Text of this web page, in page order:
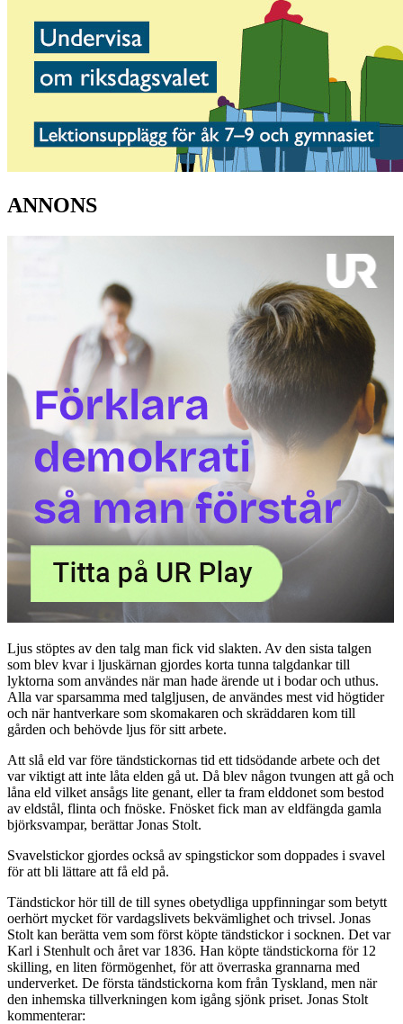
ANNONS
Ljus stöptes av den talg man fick vid slakten. Av den sista talgen
som blev kvar i ljuskärnan gjordes korta tunna talgdankar till
lyktorna som användes när man hade ärende ut i bodar och uthus.
Alla var sparsamma med talgljusen, de användes mest vid högtider
och när hantverkare som skomakaren och skräddaren kom till
gården och behövde ljus för sitt arbete.
Att slå eld var före tändstickornas tid ett tidsödande arbete och det
var viktigt att inte låta elden gå ut. Då blev någon tvungen att gå och
låna eld vilket ansågs lite genant, eller ta fram elddonet som bestod
av eldstål, flinta och fnöske. Fnösket fick man av eldfängda gamla
björksvampar, berättar Jonas Stolt.
Svavelstickor gjordes också av spingstickor som doppades i svavel
för att bli lättare att få eld på.
Tändstickor hör till de till synes obetydliga uppfinningar som betytt
oerhört mycket för vardagslivets bekvämlighet och trivsel. Jonas
Stolt kan berätta vem som först köpte tändstickor i socknen. Det var
Karl i Stenhult och året var 1836. Han köpte tändstickorna för 12
skilling, en liten förmögenhet, för att överraska grannarna med
underverket. De första tändstickorna kom från Tyskland, men när
den inhemska tillverkningen kom igång sjönk priset. Jonas Stolt
kommenterar: